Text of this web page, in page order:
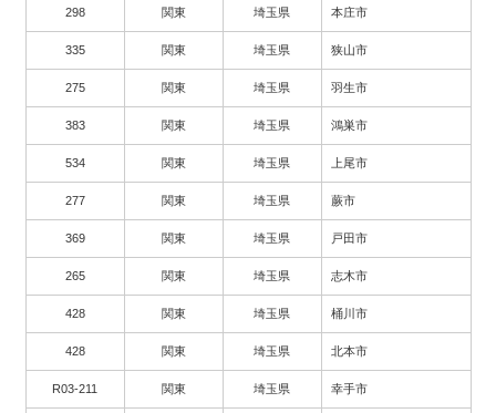
298 関東 埼玉県 本庄市
335 関東 埼玉県 狭山市
275 関東 埼玉県 羽生市
383 関東 埼玉県 鴻巣市
534 関東 埼玉県 上尾市
277 関東 埼玉県 蕨市
369 関東 埼玉県 戸田市
265 関東 埼玉県 志木市
428 関東 埼玉県 桶川市
428 関東 埼玉県 北本市
R03-211 関東 埼玉県 幸手市